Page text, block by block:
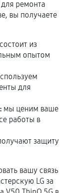
по
внешних
сервисным
ремонта
вы получаете
из
опытом
для
мы ценим ваше
работы в
защиту
вашу связь
LG за